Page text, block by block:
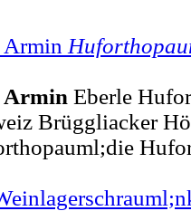
Armin
Armin Eberle
Brüggliacker